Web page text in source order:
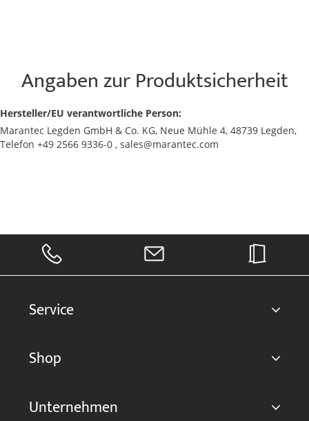
Angaben zur Produktsicherheit
Hersteller/EU verantwortliche Person:
Marantec Legden GmbH & Co. KG, Neue Mühle 4, 48739 Legden,
Telefon +49 2566 9336-0 , sales@marantec.com
Service
Shop
Unternehmen